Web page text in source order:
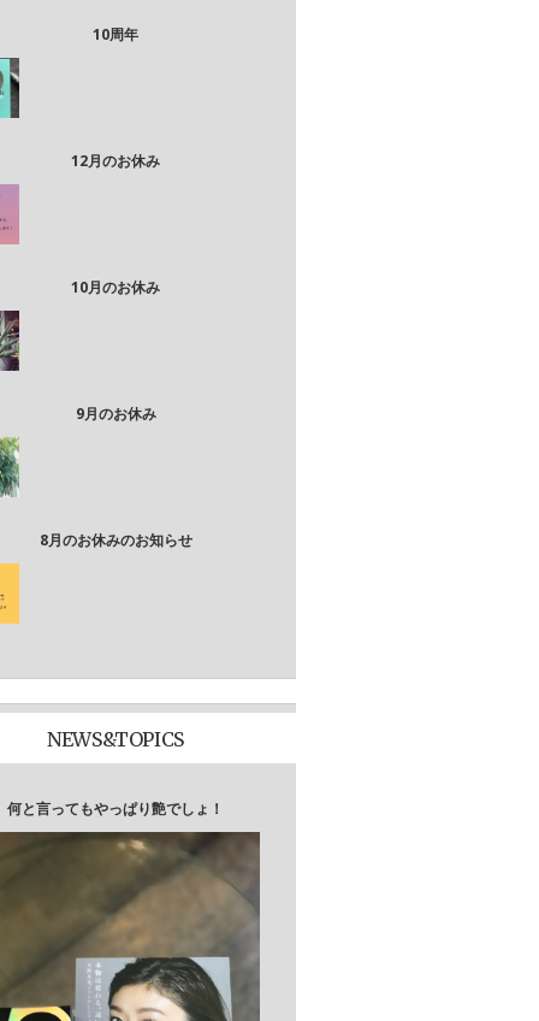
10周年
12月のお休み
10月のお休み
9月のお休み
8月のお休みのお知らせ
NEWS&TOPICS
何と言ってもやっぱり艶でしょ！